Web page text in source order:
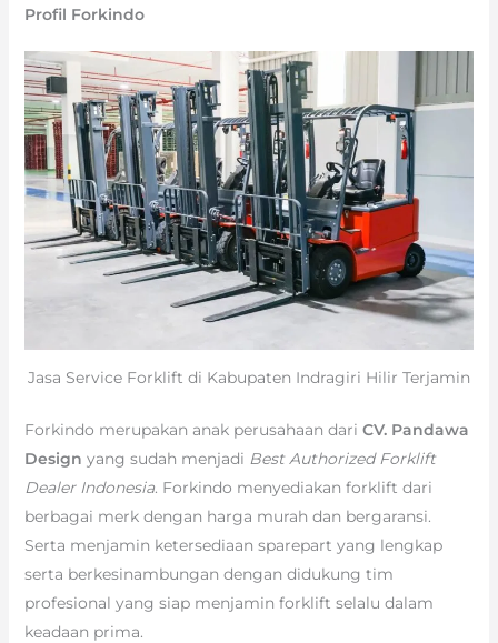
Profil Forkindo
Jasa Service Forklift di Kabupaten Indragiri Hilir Terjamin
Forkindo merupakan anak perusahaan dari CV. Pandawa
Design yang sudah menjadi Best Authorized Forklift
Dealer Indonesia. Forkindo menyediakan forklift dari
berbagai merk dengan harga murah dan bergaransi.
Serta menjamin ketersediaan sparepart yang lengkap
serta berkesinambungan dengan didukung tim
profesional yang siap menjamin forklift selalu dalam
keadaan prima.